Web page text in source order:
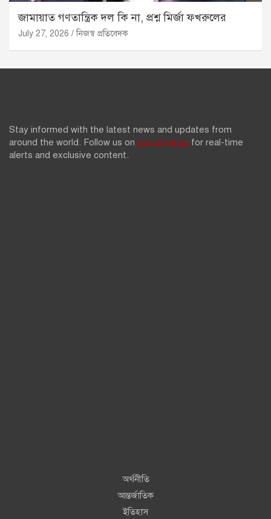
জামায়াত গণতান্ত্রিক দল কি না, প্রশ্ন মির্জা ফখরুলের
July 27, 2026 নিজস্ব প্রতিবেদক
Stay informed with the latest news and updates from
around the world. Follow us on social media for real-time
alerts and exclusive content.
অর্থনীতি
আন্তর্জাতিক
ইতিহাস